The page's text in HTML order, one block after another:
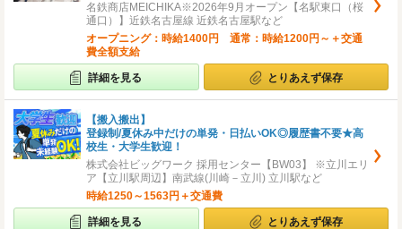
名鉄商店MEICHIKA※2026年9月オープン【名駅東口（桜
通口）】近鉄名古屋線 近鉄名古屋駅など
オープニング：時給1400円 通常：時給1200円～＋交通
費全額支給
詳細を見る とりあえず保存
【搬入搬出】
登録制/夏休み中だけの単発・日払いOK◎履歴書不要★高
校生・大学生歓迎！
株式会社ビッグワーク 採用センター【BW03】 ※立川エリ
ア【立川駅周辺】南武線(川崎－立川) 立川駅など
時給1250～1563円＋交通費
詳細を見る とりあえず保存